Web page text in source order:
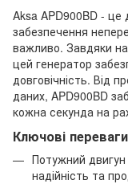
Aksa APD900BD - це
забезпечення
важливо. Завдяки
цей генератор
довговічність. Від
даних, APD900BD
кожна секунда на
Ключові
Потужний
надійність та